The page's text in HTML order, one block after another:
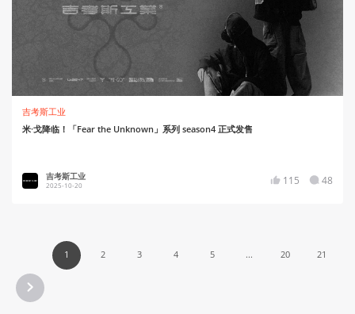
吉考斯工业
米·戈降临！「Fear the Unknown」系列 season4 正式发售
吉考斯工业
2025-10-20 115 48
1 2 3 4 5 ... 20 21